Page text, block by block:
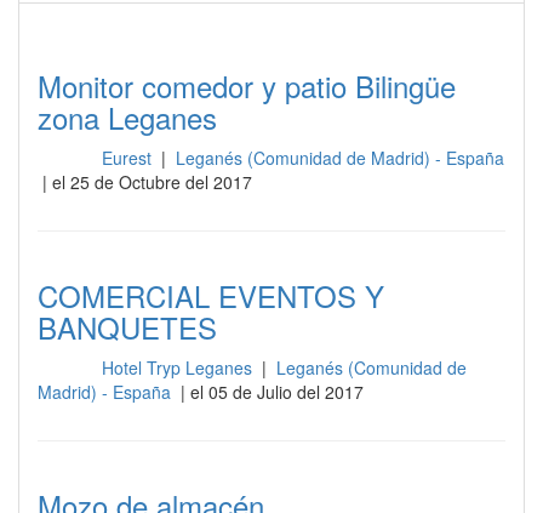
Monitor comedor y patio Bilingüe
zona Leganes
Eurest | Leganés (Comunidad de Madrid) - España
| el 25 de Octubre del 2017
COMERCIAL EVENTOS Y
BANQUETES
Hotel Tryp Leganes | Leganés (Comunidad de
Madrid) - España | el 05 de Julio del 2017